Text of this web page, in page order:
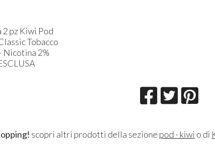
pz Kiwi Pod
Tobacco
Nicotina 2%
scopri altri prodotti della sezione pod - kiwi o di